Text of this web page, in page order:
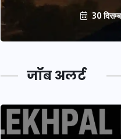
30
जॉब अलर्ट